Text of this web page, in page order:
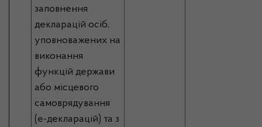
заповнення
декларацій осіб,
уповноважених на
виконання
функцій держави
або місцевого
самоврядування
(е-декларацій) та з